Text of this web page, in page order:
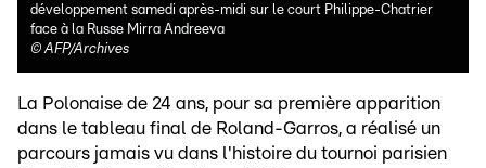
développement samedi après-midi sur le court Philippe-Chatrier
face à la Russe Mirra Andreeva
©AFP/Archives
La Polonaise de 24 ans, pour sa première apparition
dans le tableau final de Roland-Garros, a réalisé un
parcours jamais vu dans l'histoire du tournoi parisien